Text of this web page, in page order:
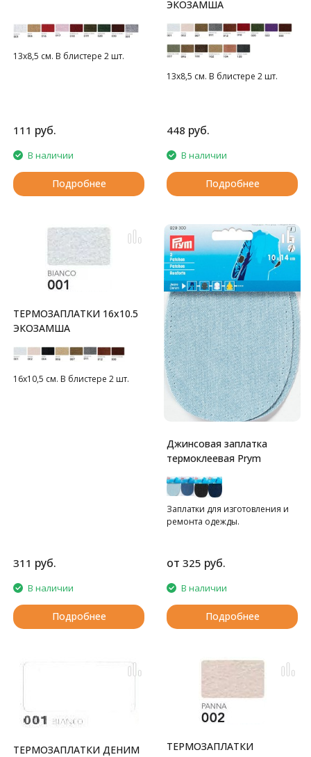
13х8,5 см. В блистере 2 шт.
111 руб.
В наличии
Подробнее
ЭКОЗАМША
13х8,5 см. В блистере 2 шт.
448 руб.
В наличии
Подробнее
ТЕРМОЗАПЛАТКИ 16x10.5
ЭКОЗАМША
16х10,5 см. В блистере 2 шт.
311 руб.
В наличии
Подробнее
Джинсовая заплатка
термоклеевая Prym
Заплатки для изготовления и
ремонта одежды.
от 325 руб.
В наличии
Подробнее
ТЕРМОЗАПЛАТКИ ДЕНИМ
ТЕРМОЗАПЛАТКИ